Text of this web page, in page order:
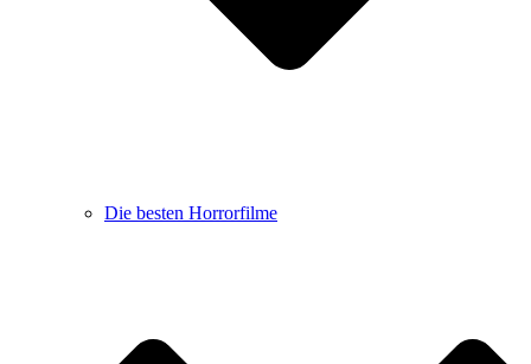
Die besten Horrorfilme